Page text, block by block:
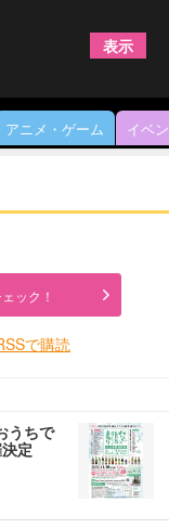
アニメ・ゲーム イベ
ック！
で購読
うちで
定
表示